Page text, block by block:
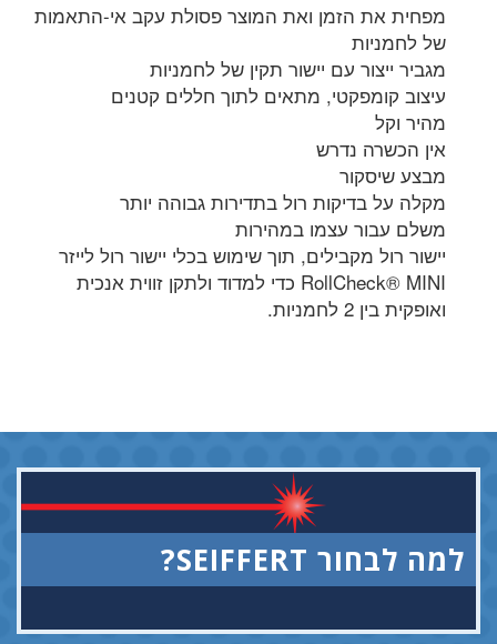
מפחית את הזמן ואת המוצר פסולת עקב אי-התאמות
של לחמניות
מגביר ייצור עם יישור תקין של לחמניות
עיצוב קומפקטי, מתאים לתוך חללים קטנים
מהיר וקל
אין הכשרה נדרש
מבצע שיסקור
מקלה על בדיקות רול בתדירות גבוהה יותר
משלם עבור עצמו במהירות
יישור רול מקבילים, תוך שימוש בכלי יישור רול לייזר
RollCheck® MINI כדי למדוד ולתקן זווית אנכית
ואופקית בין 2 לחמניות.
למה לבחור SEIFFERT?